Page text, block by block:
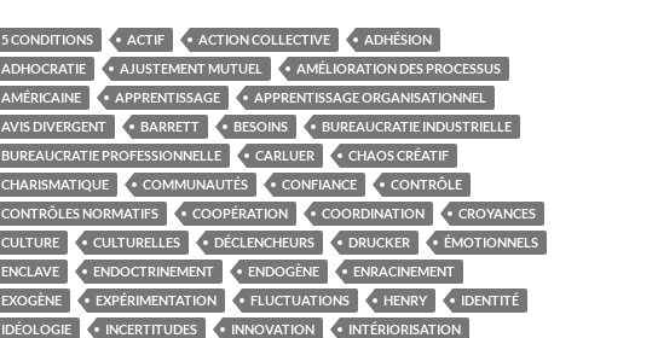
5 CONDITIONS ACTIF ACTION COLLECTIVE
ADHÉSION
ADHOCRATIE
AJUSTEMENT MUTUEL
AMÉLIORATION DES PROCESSUS
AMÉRICAINE
APPRENTISSAGE
APPRENTISSAGE ORGANISATIONNEL
AVIS DIVERGENT
BARRETT BESOINS
BUREAUCRATIE INDUSTRIELLE
BUREAUCRATIE PROFESSIONNELLE
CARLUER
CHAOS CRÉATIF
CHARISMATIQUE
COMMUNAUTÉS CONFIANCE
CONTRÔLE
CONTRÔLES NORMATIFS
COOPÉRATION COORDINATION
CROYANCES
CULTURE
CULTURELLES DÉCLENCHEURS DRUCKER
ÉMOTIONNELS
ENCLAVE
ENDOCTRINEMENT ENDOGÈNE
ENRACINEMENT
EXOGÈNE
EXPÉRIMENTATION FLUCTUATIONS HENRY
IDENTITÉ
IDÉOLOGIE
INCERTITUDES INNOVATION
INTÉRIORISATION